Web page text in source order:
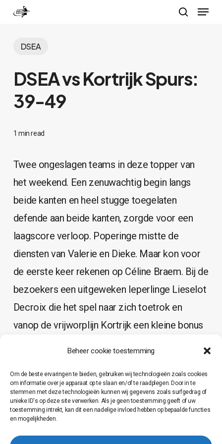
Beheer cookie toestemming
Om de beste ervaringen te bieden, gebruiken wij technologieën zoals cookies
om informatie over je apparaat op te slaan en/of te raadplegen. Door in te
stemmen met deze technologieën kunnen wij gegevens zoals surfgedrag of
unieke ID's op deze site verwerken. Als je geen toestemming geeft of uw
toestemming intrekt, kan dit een nadelige invloed hebben op bepaalde functies
en mogelijkheden.
Skip
Menu
DSEA
DSEA vs Kortrijk Spurs:
39-49
1 min read
Twee ongeslagen teams in deze topper van
het weekend. Een zenuwachtig begin langs
beide kanten en heel stugge toegelaten
defende aan beide kanten, zorgde voor een
laagscore verloop. Poperinge mistte de
diensten van Valerie en Dieke. Maar kon voor
de eerste keer rekenen op Céline Braem. Bij de
bezoekers een uitgeweken Ieperlinge Lieselot
Decroix die het spel naar zich toetrok en
vanop de vrijworplijn Kortrijk een kleine bonus
Ruststand 25 – 25. Weinig mooi basketbal in
de 3de en 4de quarter veelal door het
toegestane ruwe spel. De bezoekers